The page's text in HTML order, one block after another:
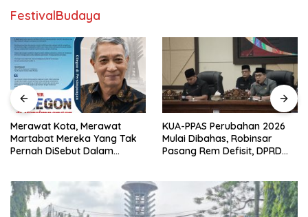
FestivalBudaya
Merawat Kota, Merawat
Martabat Mereka Yang Tak
Pernah DiSebut Dalam
Persimpangan”
KUA-PPAS Perubahan 2026
Mulai Dibahas, Robinsar
Pasang Rem Defisit, DPRD